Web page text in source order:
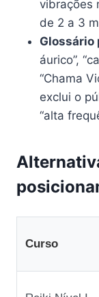
vibrações
de 2 a 3
Glossário
áurico”,
“Chama
exclui o
“alta
Curso